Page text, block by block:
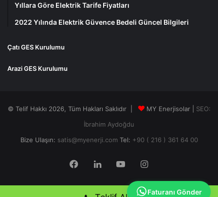
Müsadesi
TEDAŞ
Belediye
Uygunluk
Elektrik ve İnşaat proje onayları 4 Hafta
Bağlantı
ardından Yerel Dağıtım şirketi
ile yapılan sözleşme
TEDAŞ projesine uygun olarak
sistemin çatıya montajı. 1kWp -
10kWp arası güçler için 1 Gün.
Diğer güçlerde 1 MW için
Yıllara Göre Elektrik Tarife Fiyatları
2022 Yılında Elektrik Güvence Bedeli Güncel Bilgileri
Çatı GES Kurulumu
Arazi GES Kurulumu
© Telif Hakkı 2026, Tüm Hakları Saklıdır | MY Enerjisolar | SEO:
İbrahim Aydoğdu
Bize Ulaşın: satis@myenerji.comTel: +90 ( 216 ) 361 64 00
Facebook
LinkedInYouTubeInstagram
Faturanı Gönder